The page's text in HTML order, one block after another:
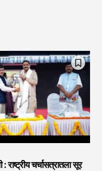
चर्चासत्रातला सूर